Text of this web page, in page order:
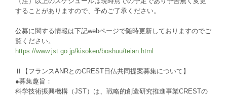
することがありますので、予めご了承ください。
公募に関する情報は下記webページで随時更新しておりますのでご
覧ください。
https://www.jst.go.jp/kisoken/boshuu/teian.html
Ⅱ【フランスANRとのCREST日仏共同提案募集について】
●募集趣旨：
科学技術振興機構（JST）は、戦略的創造研究推進事業CRESTの